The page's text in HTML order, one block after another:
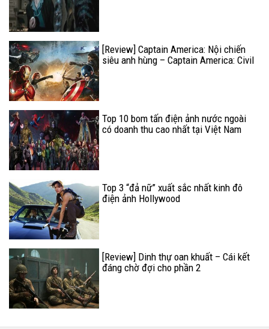
[Review] Captain America: Nội chiến
siêu anh hùng – Captain America: Civil
Top 10 bom tấn điện ảnh nước ngoài
có doanh thu cao nhất tại Việt Nam
Top 3 “đả nữ” xuất sắc nhất kinh đô
điện ảnh Hollywood
[Review] Dinh thự oan khuất – Cái kết
đáng chờ đợi cho phần 2